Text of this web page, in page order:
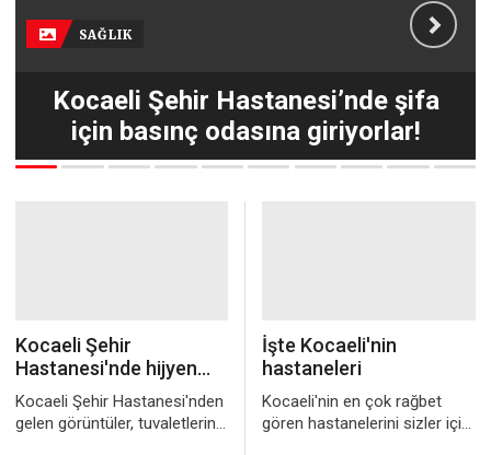
SAĞLIK
Kocaeli Şehir Hastanesi’nde şifa
için basınç odasına giriyorlar!
Kocaeli Şehir
Hastanesi'nde hijyen
skandalı!
Kocaeli Şehir Hastanesi'nden
gelen görüntüler, tuvaletlerin
İşte Kocaeli'nin
hastaneleri
Kocaeli'nin en çok rağbet
gören hastanelerini sizler için